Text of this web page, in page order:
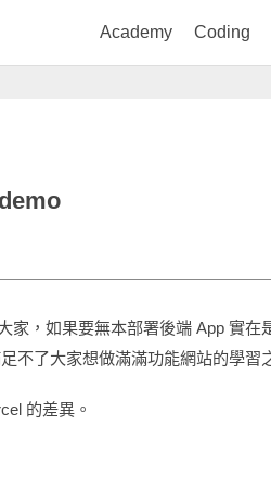
Academy Coding
，如果要無本部署後端 App 實
不了大家想做滿滿功能網站的學習
的差異。